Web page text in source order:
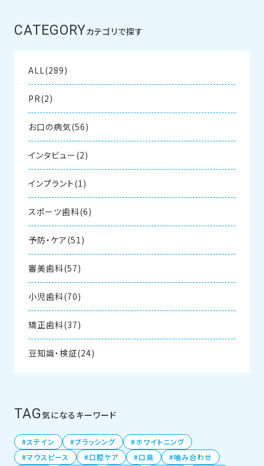
CATEGORYカテゴリで探す
ALL(289)
PR(2)
お口の病気(56)
インタビュー(2)
インプラント(1)
スポーツ歯科(6)
予防・ケア(51)
審美歯科(57)
小児歯科(70)
矯正歯科(37)
豆知識・検証(24)
TAG気になるキーワード
ステイン ブラッシング
ホワイトニング
マウスピース
口腔ケア 口臭
噛み合わせ